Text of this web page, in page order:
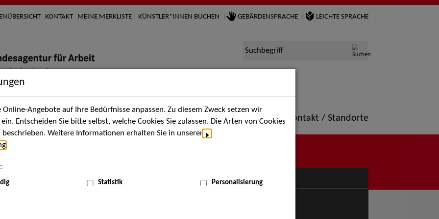
KONTAKT MEINE MERKLISTE | KÜNSTLER*INNEN BUCHEN GEBÄRDENSPRACHE LEICHTE SPRACHE
Suchbegriff
Künstler*innen Über uns Aktuelles Termine Portfolio Kontakt / Standorte
MENÜ
Angebote auf Ihre Bedürfnisse anpassen. Zu diesem Zweck setzen wir
Entscheiden Sie bitte selbst, welche Cookies Sie zulassen. Die Arten von Cookies
Weitere Informationen erhalten Sie in unserer
Statistik Personalisierung